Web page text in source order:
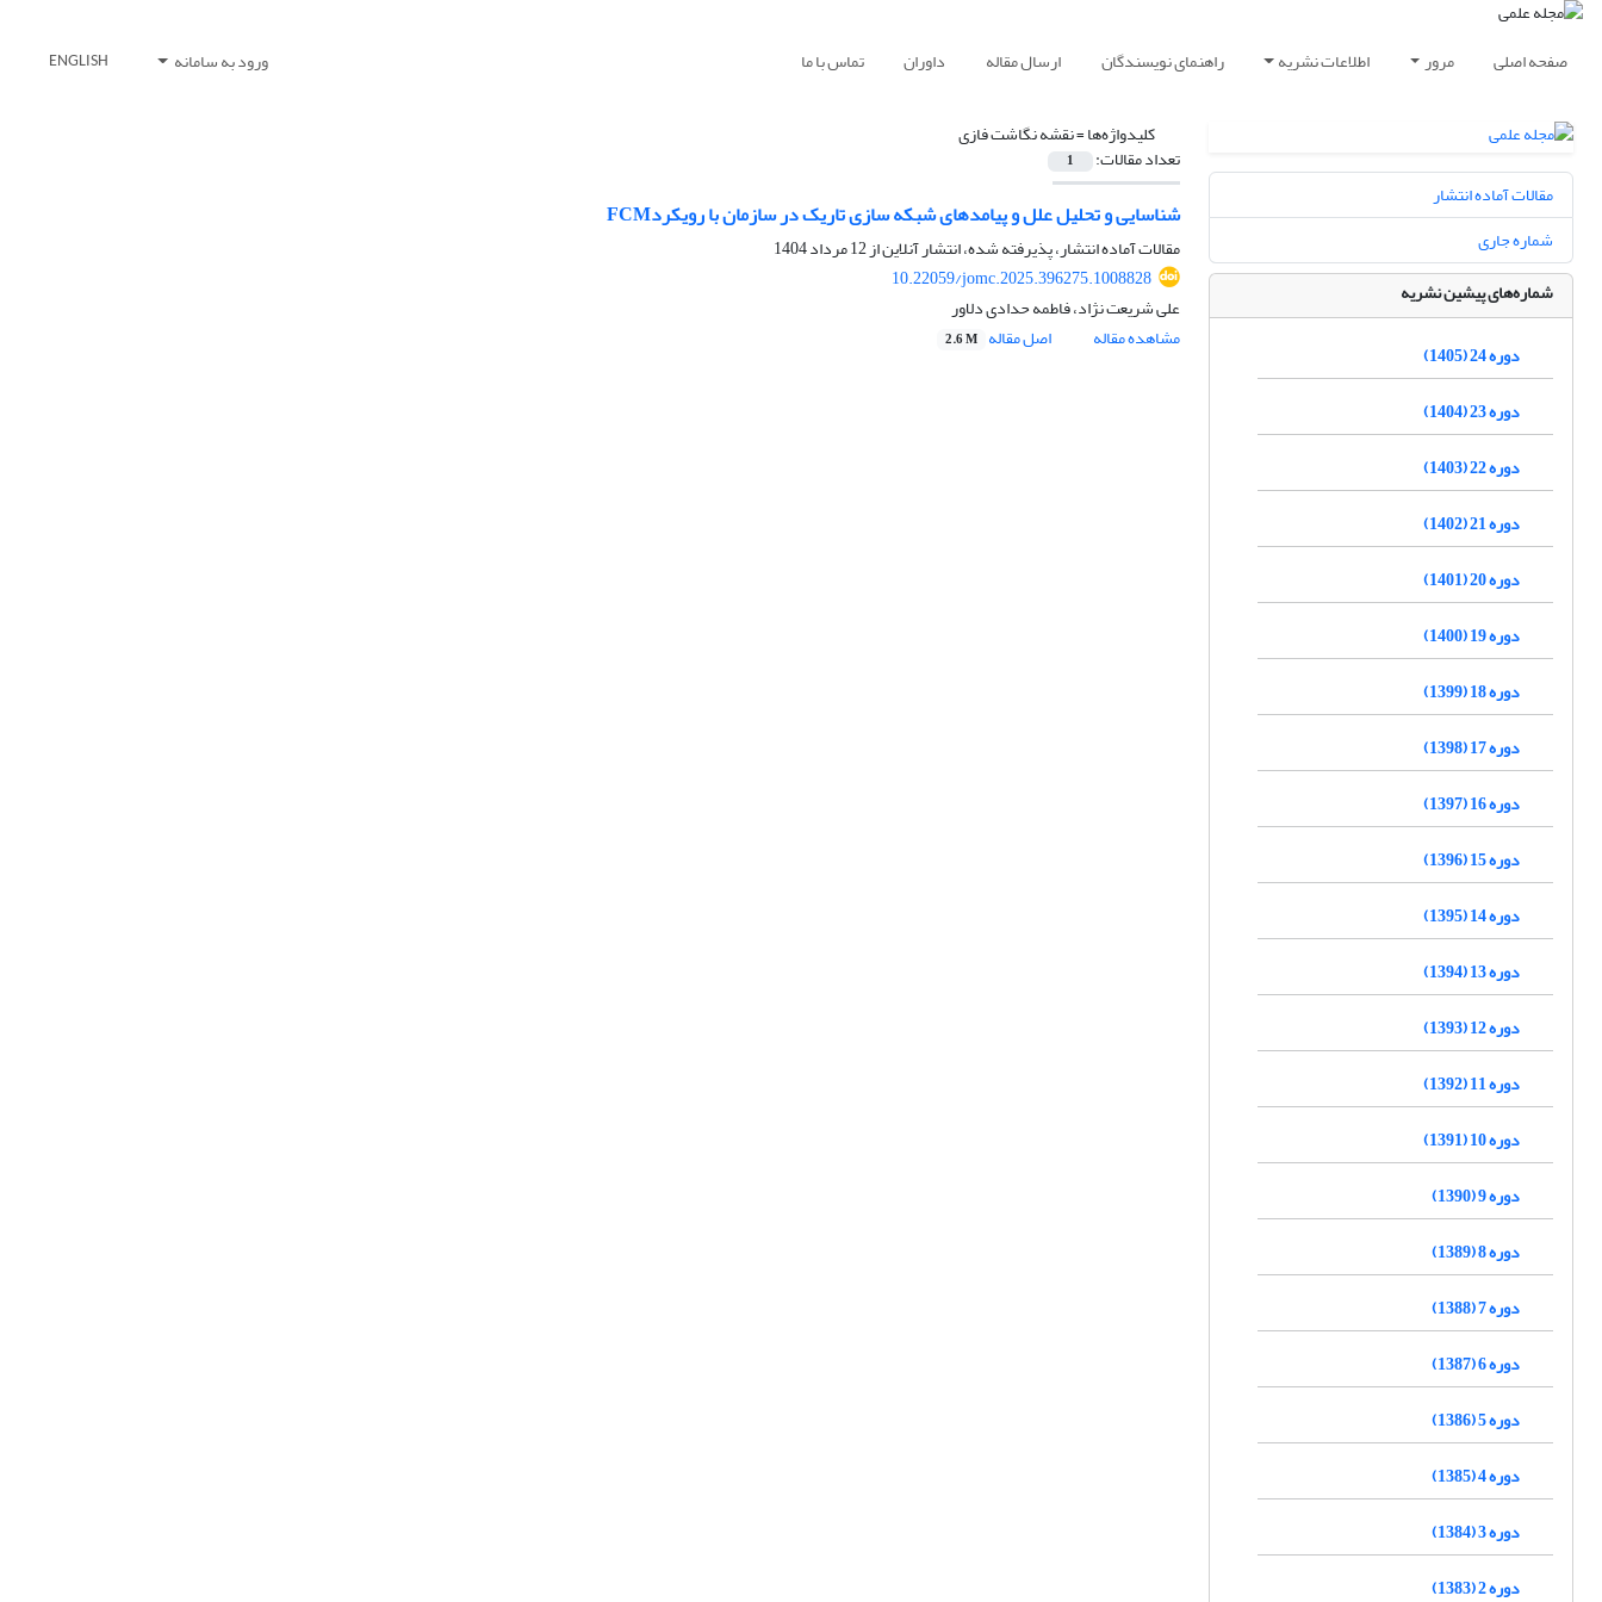
صفحه اصلی مرور اطلاعات نشریه راهنمای نویسندگان ارسال مقاله داوران تماس با ما ورود به سامانه ENGLISH
کلیدواژه‌ها =نقشه نگاشت فازی
تعداد مقالات: 1
شناسایی و تحلیل علل و پیامدهای شبکه سازی تاریک در سازمان با رویکردFCM
مقالات آماده انتشار، پذیرفته شده، انتشار آنلاین از12 مرداد 1404
10.22059/jomc.2025.396275.1008828
علی شریعت نژاد، فاطمه حدادی دلاور
مشاهده مقاله
اصل مقاله 2.6 M
مقالات آماده انتشار
شماره جاری
شماره‌های پیشین نشریه
دوره 24 (1405)
دوره 23 (1404)
دوره 22 (1403)
دوره 21 (1402)
دوره 20 (1401)
دوره 19 (1400)
دوره 18 (1399)
دوره 17 (1398)
دوره 16 (1397)
دوره 15 (1396)
دوره 14 (1395)
دوره 13 (1394)
دوره 12 (1393)
دوره 11 (1392)
دوره 10 (1391)
دوره 9 (1390)
دوره 8 (1389)
دوره 7 (1388)
دوره 6 (1387)
دوره 5 (1386)
دوره 4 (1385)
دوره 3 (1384)
دوره 2 (1383)